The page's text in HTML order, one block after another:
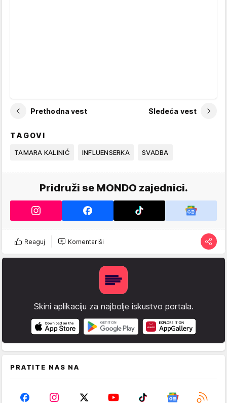
Prethodna vest Sledeća vest
TAGOVI
TAMARA KALINIĆ INFLUENSERKA SVADBA
Pridruži se MONDO zajednici.
Reaguj Komentariši
Skini aplikaciju za najbolje iskustvo portala.
PRATITE NAS NA